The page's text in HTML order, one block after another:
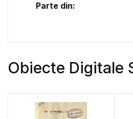
Parte din:
Obiecte Digitale